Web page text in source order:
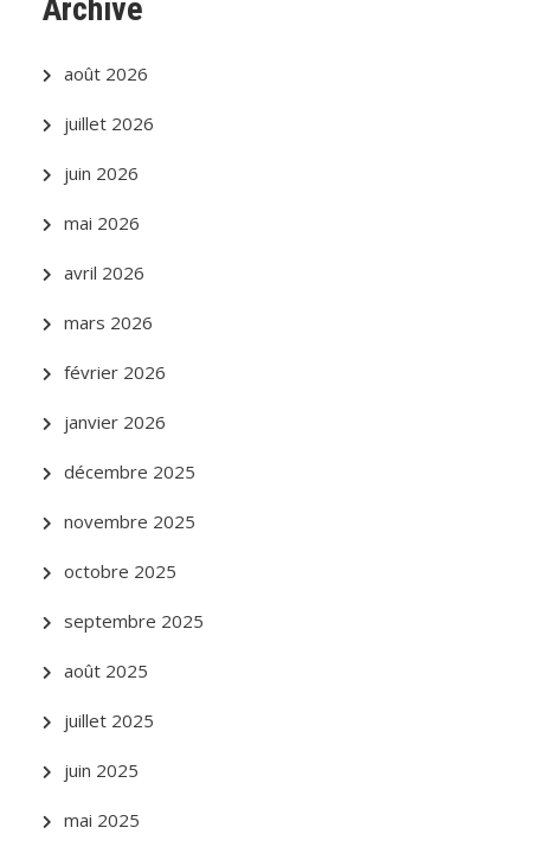
Archive
août 2026
juillet 2026
juin 2026
mai 2026
avril 2026
mars 2026
février 2026
janvier 2026
décembre 2025
novembre 2025
octobre 2025
septembre 2025
août 2025
juillet 2025
juin 2025
mai 2025